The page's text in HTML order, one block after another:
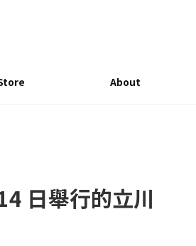
About
日舉行的立川